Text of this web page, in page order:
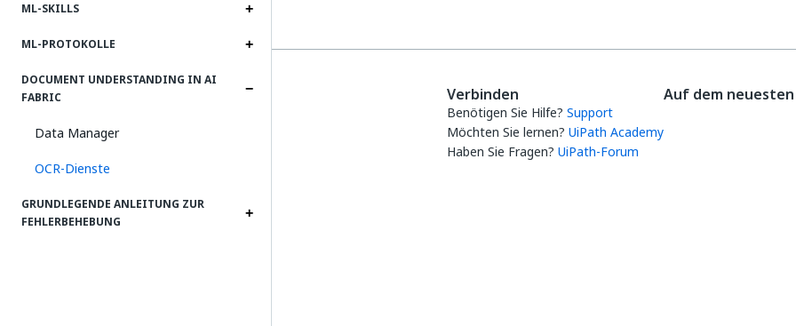
ML-SKILLS
ML-PROTOKOLLE
DOCUMENT UNDERSTANDING IN AI
FABRIC
Data Manager
OCR-Dienste
GRUNDLEGENDE ANLEITUNG ZUR
FEHLERBEHEBUNG
Verbinden
Benötigen Sie Hilfe? Support
Möchten Sie lernen? UiPath Academy
Haben Sie Fragen? UiPath-Forum
Auf dem